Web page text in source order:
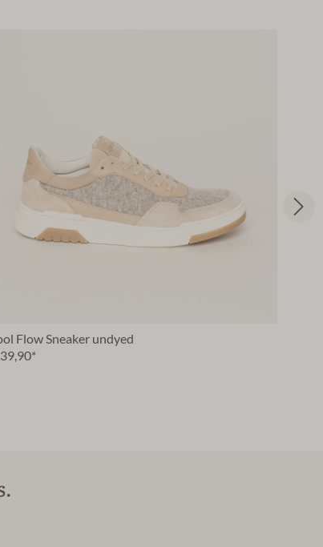
Flow Sneaker undyed